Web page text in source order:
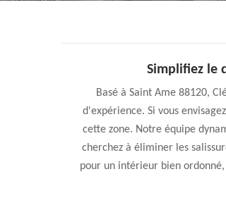
Simplifiez le
Basé à Saint Ame 88120,
d'expérience. Si vous
cette zone. Notre équipe
cherchez à éliminer les
pour un intérieur bien